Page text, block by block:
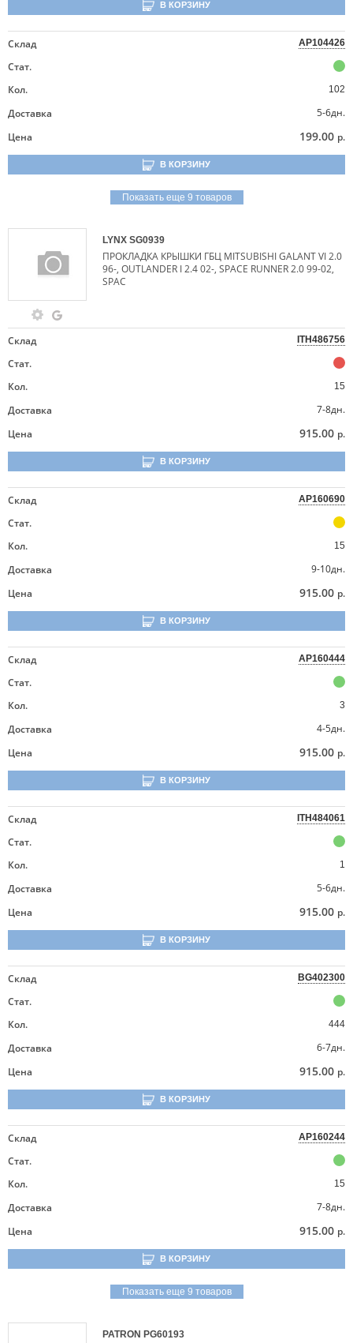
В КОРЗИНУ
Склад AP104426
Стат.
Кол.
102
Доставка
5-6дн.
Цена
199.00 р.
В КОРЗИНУ
Показать еще 9 товаров
LYNX SG0939
ПРОКЛАДКА КРЫШКИ ГБЦ MITSUBISHI GALANT VI 2.0
96-, OUTLANDER I 2.4 02-, SPACE RUNNER 2.0 99-02,
SPAC
Склад ITH486756
Стат.
Кол.
15
Доставка
7-8дн.
Цена
915.00 р.
В КОРЗИНУ
Склад AP160690
Стат.
Кол.
15
Доставка
9-10дн.
Цена
915.00 р.
В КОРЗИНУ
Склад AP160444
Стат.
Кол.
3
Доставка
4-5дн.
Цена
915.00 р.
В КОРЗИНУ
Склад ITH484061
Стат.
Кол.
1
Доставка
5-6дн.
Цена
915.00 р.
В КОРЗИНУ
Склад BG402300
Стат.
Кол.
444
Доставка
6-7дн.
Цена
915.00 р.
В КОРЗИНУ
Склад AP160244
Стат.
Кол.
15
Доставка
7-8дн.
Цена
915.00 р.
В КОРЗИНУ
Показать еще 9 товаров
PATRON PG60193